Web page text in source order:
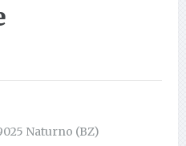
Naturno (BZ)